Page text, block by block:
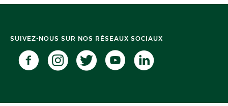
SUIVEZ-NOUS SUR NOS RÉSEAUX SOCIAUX